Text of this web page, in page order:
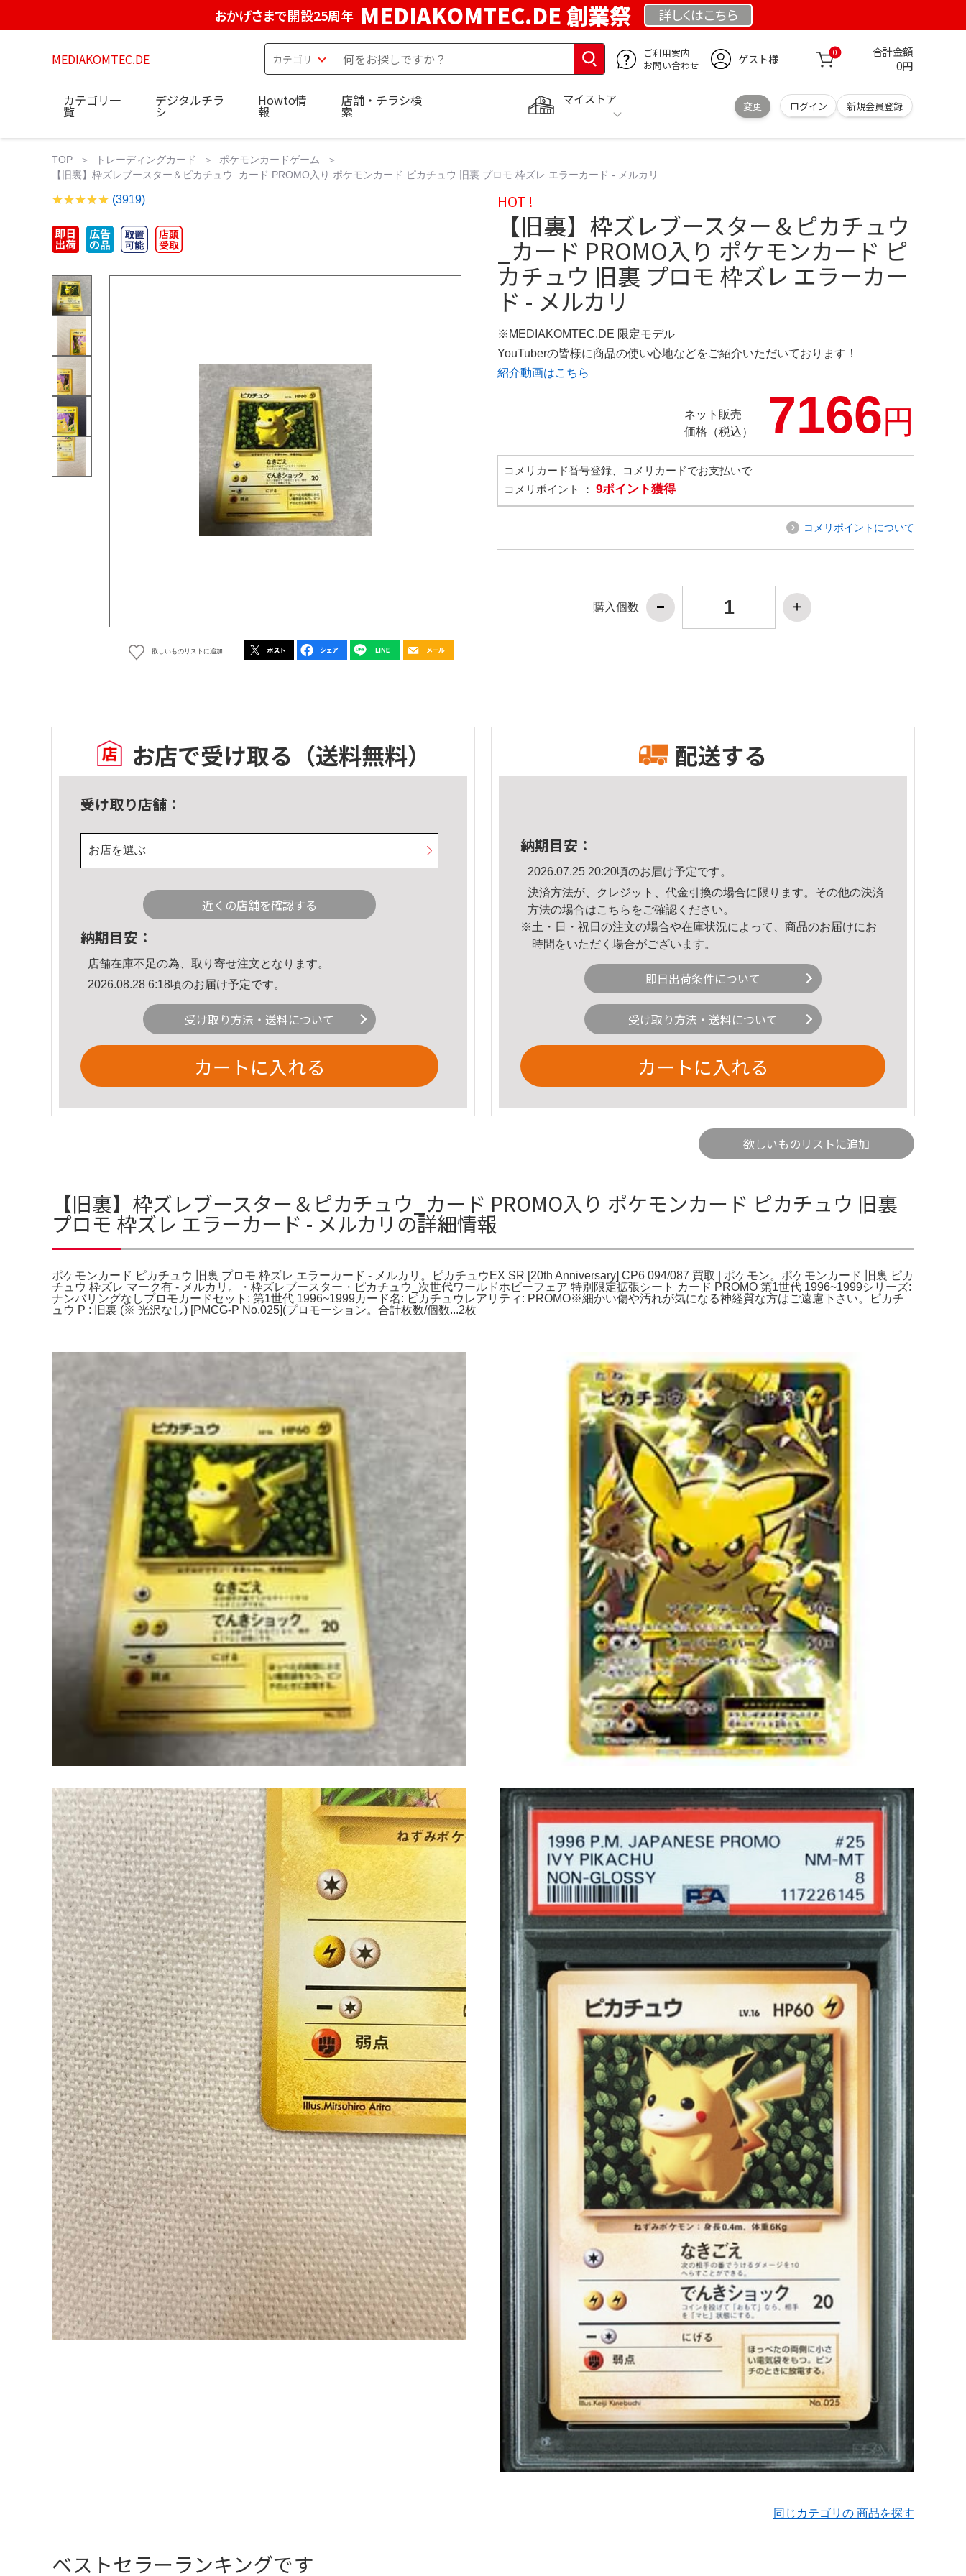
おかげさまで開設25周年 MEDIAKOMTEC.DE 創業祭 詳しくはこちら
MEDIAKOMTEC.DE
ご利用案内
お問い合わせ
ゲスト様 0 合計金額
0円
マイストア
変更 ログイン 新規会員登録
カテゴリ一
覧
デジタルチラ
シ
Howto情
報
店舗・チラシ検
索
TOP トレーディングカード
ポケモンカードゲーム
【旧裏】枠ズレブースター＆ピカチュウ_カード PROMO入り ポケモンカード ピカチュウ 旧裏 プロモ 枠ズレ エラーカード - メルカリ
(3919)
欲しいものリストに追加
HOT !
【旧裏】枠ズレブースター＆ピカチュウ
_カード PROMO入り ポケモンカード ピ
カチュウ 旧裏 プロモ 枠ズレ エラーカー
ド - メルカリ
※MEDIAKOMTEC.DE 限定モデル
YouTuberの皆様に商品の使い心地などをご紹介いただいております！
紹介動画はこちら
ネット販売
価格（税込）
7166円
コメリカード番号登録、コメリカードでお支払いで
コメリポイント ： 9ポイント獲得
コメリポイントについて
購入個数
お店で受け取る （送料無料）
受け取り店舗：
お店を選ぶ
近くの店舗を確認する
納期目安：
店舗在庫不足の為、取り寄せ注文となります。
2026.08.28 6:18頃のお届け予定です。
受け取り方法・送料について
カートに入れる
配送する
納期目安：
2026.07.25 20:20頃のお届け予定です。
決済方法が、クレジット、代金引換の場合に限ります。その他の決済
方法の場合はこちら をご確認ください。
※土・日・祝日の注文の場合や在庫状況によって、商品のお届けにお
時間をいただく場合がございます。
即日出荷条件について
受け取り方法・送料について
カートに入れる
欲しいものリストに追加
【旧裏】枠ズレブースター＆ピカチュウ_カード PROMO入り ポケモンカード ピカチュウ 旧裏
プロモ 枠ズレ エラーカード - メルカリの詳細情報
ポケモンカード ピカチュウ 旧裏 プロモ 枠ズレ エラーカード - メルカリ。ピカチュウEX SR [20th Anniversary] CP6 094/087 買取 | ポケモン。ポケモンカード 旧裏 ピカ
チュウ 枠ズレ マーク有 - メルカリ。・枠ズレブースター・ピカチュウ_次世代ワールドホビーフェア 特別限定拡張シート カード PROMO 第1世代 1996~1999シリーズ:
ナンバリングなしプロモカードセット: 第1世代 1996~1999カード名: ピカチュウレアリティ: PROMO※細かい傷や汚れが気になる神経質な方はご遠慮下さい。ピカチ
ュウ P : 旧裏 (※ 光沢なし) [PMCG-P No.025](プロモーション。合計枚数/個数...2枚
同じカテゴリの 商品を探す
ベストセラーランキングです